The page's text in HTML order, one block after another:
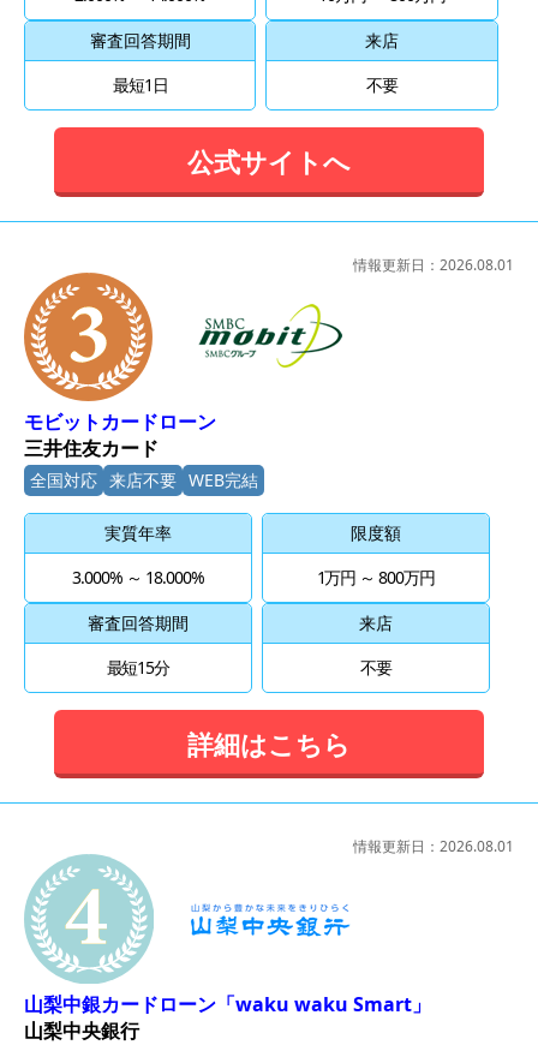
審査回答期間
最短1日
来店
不要
公式サイトへ
モビットカードローン
三井住友カード
全国対応 来店不要 WEB完結
実質年率
3.000% ～ 18.000%
限度額
1万円 ～ 800万円
審査回答期間
最短15分
来店
不要
詳細はこちら
情報更新日： 2026.08.01
山梨中銀カードローン「waku waku Smart」
山梨中央銀行
情報更新日： 2026.08.01